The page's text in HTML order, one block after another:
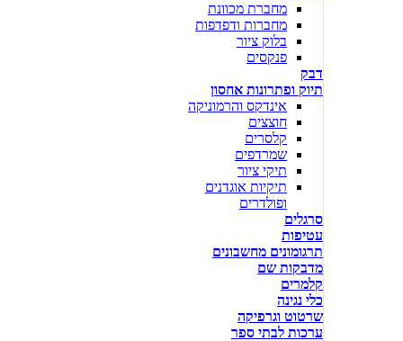
מחברת מכוונת
מחברות ודפדפות
בלוק ציור
פנקסים
דבק
תיוק ופתרונות אחסון
אינדקס והרמוניקה
חוצצים
קלסרים
שמרדפים
תיקי ציור
תיקיות אוגדנים
ופולדרים
סרגלים
עטיפות
תרגומונים מחשבונים
מדבקות שם
קלמרים
כלי נגינה
שרטוט וגרפיקה
ערכות לבתי ספר